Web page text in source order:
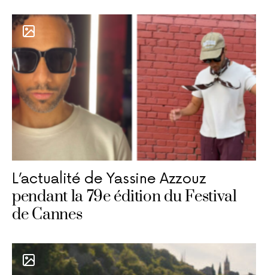
L’actualité de Yassine Azzouz
pendant la 79e édition du Festival
de Cannes